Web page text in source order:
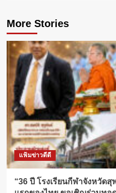
More Stories
แฟ้มข่าวดีดี
“36 ปี โรงเรียนกีฬาจังหวัด